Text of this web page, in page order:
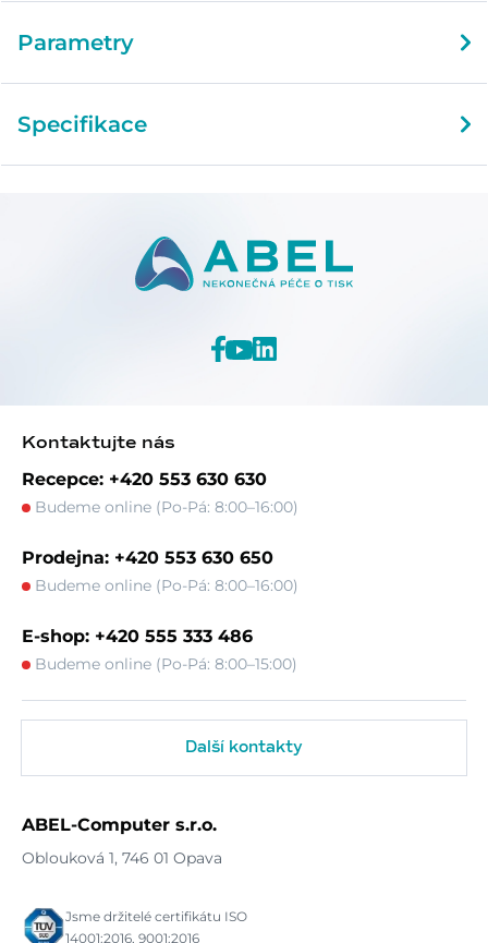
Parametry
Specifikace
Kontaktujte nás
Recepce: +420 553 630 630
Budeme online (Po-Pá: 8:00–16:00)
Prodejna: +420 553 630 650
Budeme online (Po-Pá: 8:00–16:00)
E-shop: +420 555 333 486
Budeme online (Po-Pá: 8:00–15:00)
Další kontakty
ABEL-Computer s.r.o.
Oblouková 1, 746 01 Opava
Jsme držitelé certifikátu ISO
14001:2016, 9001:2016